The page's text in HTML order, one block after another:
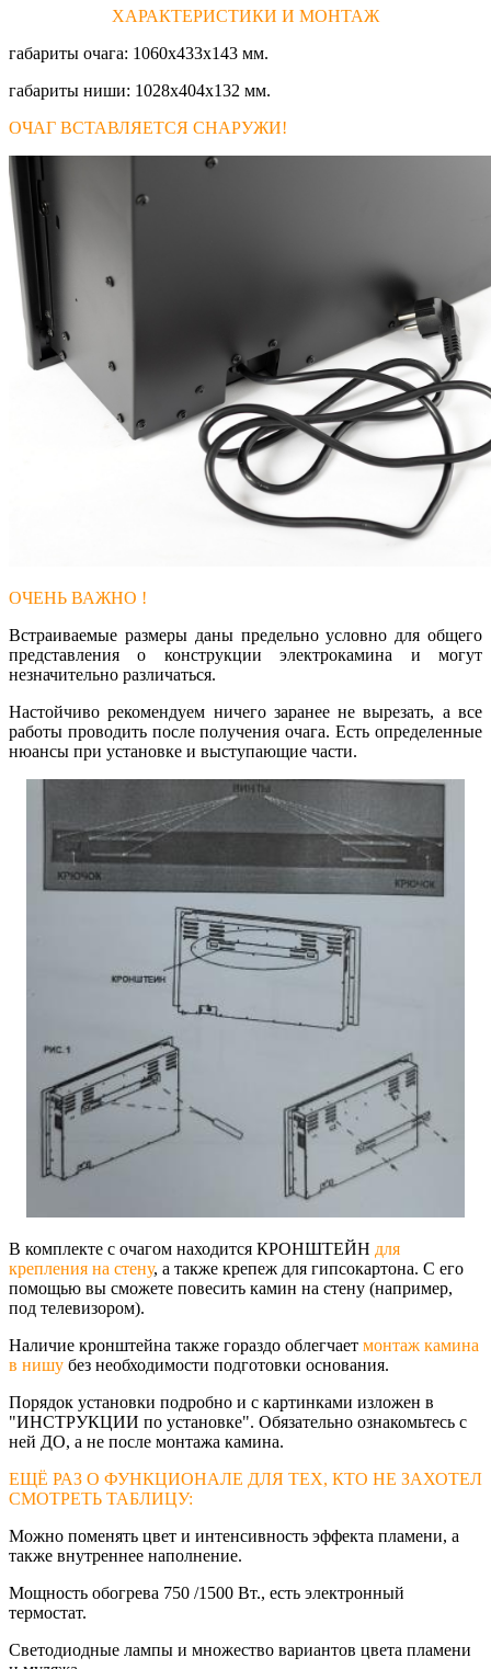
ХАРАКТЕРИСТИКИ И МОНТАЖ
габариты очага: 1060х433х143 мм.
габариты ниши: 1028х404х132 мм.
ОЧАГ ВСТАВЛЯЕТСЯ СНАРУЖИ!
ОЧЕНЬ ВАЖНО !
Встраиваемые размеры даны предельно условно для общего
представления о конструкции электрокамина и могут
незначительно различаться.
Настойчиво рекомендуем ничего заранее не вырезать, а все
работы проводить после получения очага. Есть определенные
нюансы при установке и выступающие части.
В комплекте с очагом находится КРОНШТЕЙН для
крепления на стену, а также крепеж для гипсокартона. С его
помощью вы сможете повесить камин на стену (например,
под телевизором).
Наличие кронштейна также гораздо облегчает монтаж камина
в нишу без необходимости подготовки основания.
Порядок установки подробно и с картинками изложен в
"ИНСТРУКЦИИ по установке". Обязательно ознакомьтесь с
ней ДО, а не после монтажа камина.
ЕЩЁ РАЗ О ФУНКЦИОНАЛЕ ДЛЯ ТЕХ, КТО НЕ ЗАХОТЕЛ
СМОТРЕТЬ ТАБЛИЦУ:
Можно поменять цвет и интенсивность эффекта пламени, а
также внутреннее наполнение.
Мощность обогрева 750 /1500 Вт., есть электронный
термостат.
Светодиодные лампы и множество вариантов цвета пламени